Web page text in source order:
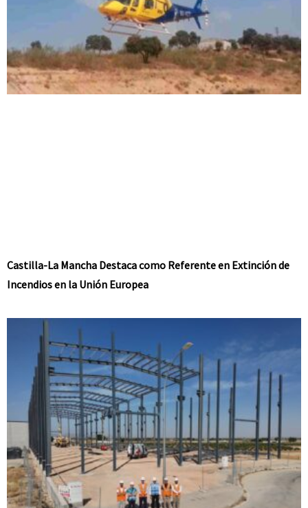
Castilla-La Mancha Destaca como Referente en Extinción de
Incendios en la Unión Europea